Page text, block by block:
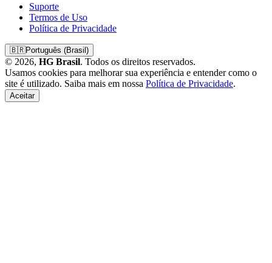
Suporte
Termos de Uso
Política de Privacidade
🇧🇷Português (Brasil)
© 2026, HG Brasil. Todos os direitos reservados.
Usamos cookies para melhorar sua experiência e entender como o
site é utilizado. Saiba mais em nossa Política de Privacidade.
Aceitar